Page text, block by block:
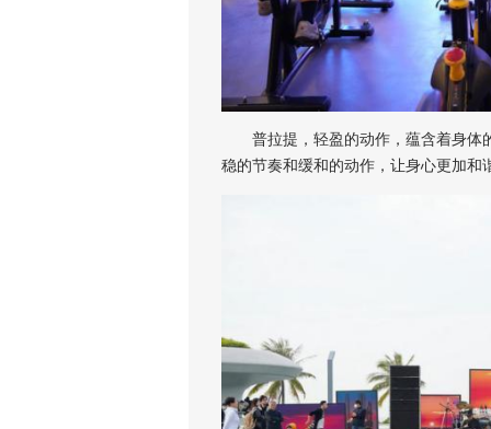
普拉提，轻盈的动作，蕴含着身体
稳的节奏和缓和的动作，让身心更加和